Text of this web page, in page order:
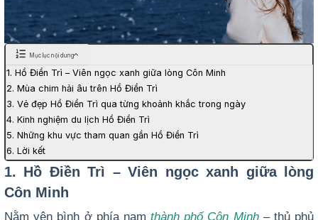
Mục lục nội dung
1. Hồ Điền Trì – Viên ngọc xanh giữa lòng Côn Minh
2. Mùa chim hải âu trên Hồ Điền Trì
3. Vẻ đẹp Hồ Điền Trì qua từng khoảnh khắc trong ngày
4. Kinh nghiệm du lịch Hồ Điền Trì
5. Những khu vực tham quan gần Hồ Điền Trì
6. Lời kết
1. Hồ Điền Trì – Viên ngọc xanh giữa lòng
Côn Minh
Nằm yên bình ở phía nam thành phố Côn Minh– thủ phủ